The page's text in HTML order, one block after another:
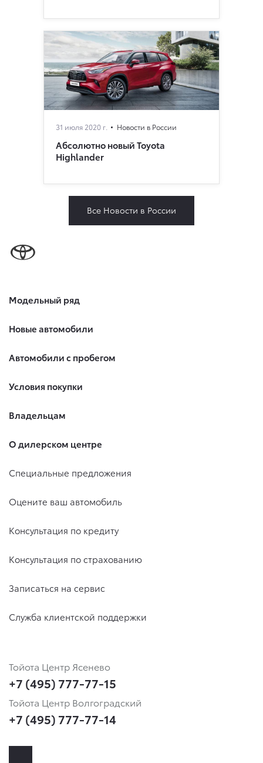
31 июля 2020 г. Новости в России
Абсолютно новый Toyota
Highlander
Все Новости в России
Модельный ряд
Новые автомобили
Автомобили с пробегом
Условия покупки
Владельцам
О дилерском центре
Специальные предложения
Оцените ваш автомобиль
Консультация по кредиту
Консультация по страхованию
Записаться на сервис
Служба клиентской поддержки
Тойота Центр Ясенево
+7 (495) 777-77-15
Тойота Центр Волгоградский
+7 (495) 777-77-14